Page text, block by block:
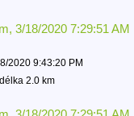
3/18/2020 7:29:51 AM
2020 9:43:20 PM
2.0 km